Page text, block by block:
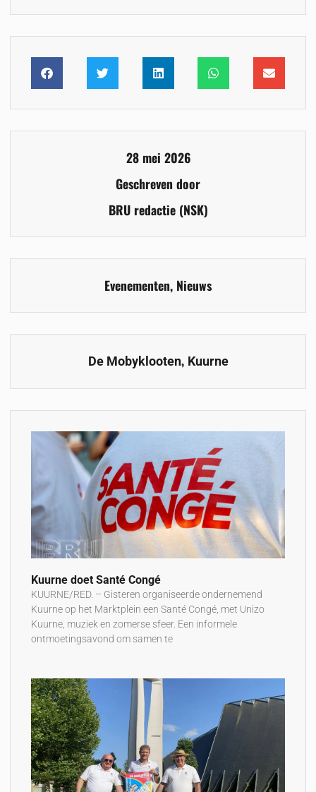
28 mei 2026
Geschreven door
BRU redactie (NSK)
Evenementen, Nieuws
De Mobyklooten, Kuurne
Kuurne doet Santé Congé
KUURNE/RED. – Gisteren organiseerde ondernemend
Kuurne op het Marktplein een Santé Congé, met Unizo
Kuurne, muziek en zomerse sfeer. Een informele
ontmoetingsavond om samen te